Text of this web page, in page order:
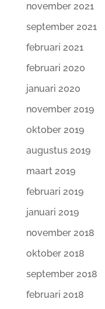
november 2021
september 2021
februari 2021
februari 2020
januari 2020
november 2019
oktober 2019
augustus 2019
maart 2019
februari 2019
januari 2019
november 2018
oktober 2018
september 2018
februari 2018